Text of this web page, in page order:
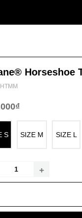
Horseshoe
S SIZE M SIZE L